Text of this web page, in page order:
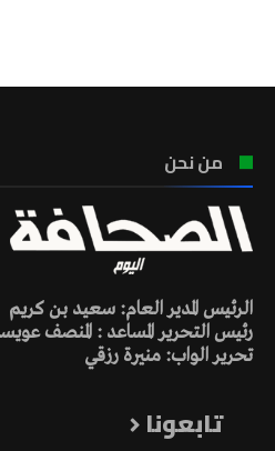
من نحن
الرئيس المدير العام: سعيد بن كريم
رئيس التحرير المساعد : المنصف
تحرير الواب: منيرة رزقي
تابعونا